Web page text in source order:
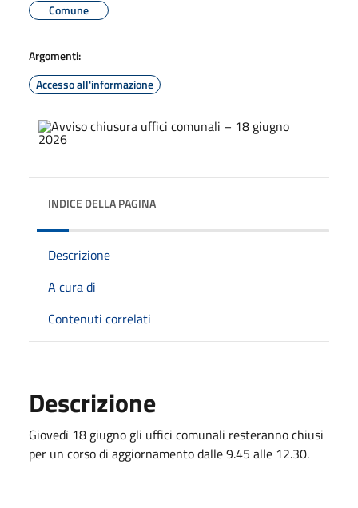
Comune
Argomenti:
Accesso all'informazione
INDICE DELLA PAGINA
Descrizione
A cura di
Contenuti correlati
Descrizione
Giovedì 18 giugno gli uffici comunali resteranno chiusi
per un corso di aggiornamento dalle 9.45 alle 12.30.